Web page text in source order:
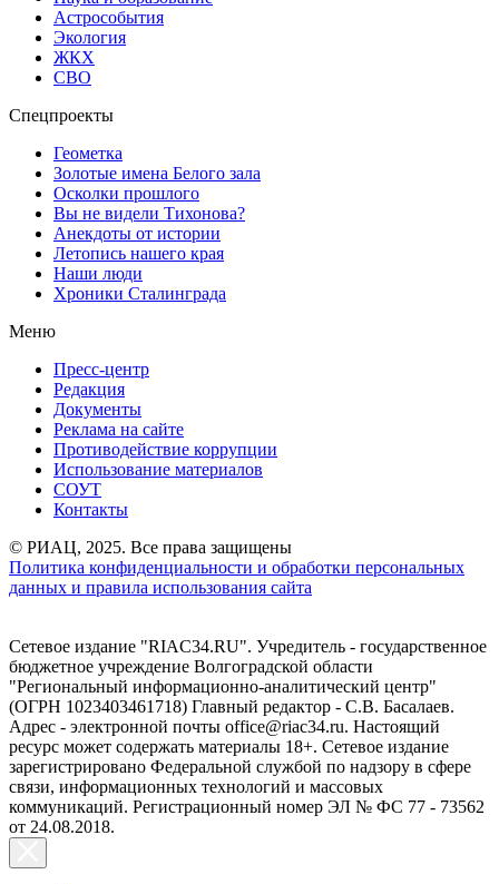
Астрособытия
Экология
ЖКХ
СВО
Спецпроекты
Геометка
Золотые имена Белого зала
Осколки прошлого
Вы не видели Тихонова?
Анекдоты от истории
Летопись нашего края
Наши люди
Хроники Сталинграда
Меню
Пресс-центр
Редакция
Документы
Реклама на сайте
Противодействие коррупции
Использование материалов
СОУТ
Контакты
© РИАЦ, 2025. Все права защищены
Политика конфиденциальности и обработки персональных
данных и правила использования сайта
Сетевое издание "RIAC34.RU". Учредитель - государственное
бюджетное учреждение Волгоградской области
"Региональный информационно-аналитический центр"
(ОГРН 1023403461718) Главный редактор - С.В. Басалаев.
Адрес - электронной почты office@riac34.ru. Настоящий
ресурс может содержать материалы 18+. Сетевое издание
зарегистрировано Федеральной службой по надзору в сфере
связи, информационных технологий и массовых
коммуникаций. Регистрационный номер ЭЛ № ФС 77 - 73562
от 24.08.2018.